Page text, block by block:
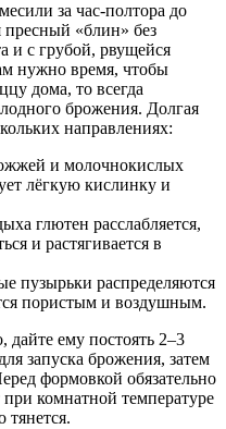
за час-полтора до
пресный «блин» без
и с грубой, рвущейся
нужно время, чтобы
дома, то всегда
брожения. Долгая
направлениях:
и молочнокислых
лёгкую кислинку и
глютен расслабляется,
и растягивается в
пузырьки распределяются
пористым и воздушным.
дайте ему постоять 2–3
запуска брожения, затем
формовкой обязательно
комнатной температуре
тянется.